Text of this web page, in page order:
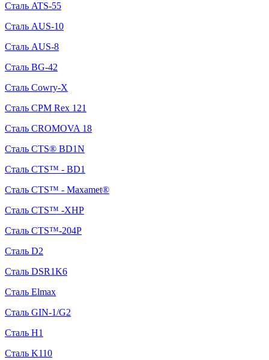
Сталь ATS-55
Сталь AUS-10
Сталь AUS-8
Сталь BG-42
Сталь Cowry-X
Сталь CPM Rex 121
Сталь CROMOVA 18
Сталь CTS® BD1N
Сталь CTS™ - BD1
Сталь CTS™ - Maxamet®
Сталь CTS™ -XHP
Сталь CTS™-204P
Сталь D2
Сталь DSR1K6
Сталь Elmax
Сталь GIN-1/G2
Сталь H1
Сталь K110